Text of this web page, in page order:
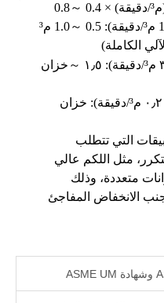
～
0.8
～1.0 م³
الكاملة)
～ خزان
ذراع تحريك وحيد (ضاغط صغير: ٠٫٢ م³/دقيقة): خزان
بنسبة ٥٠٪ للتطبيقات التي تتطلب
مثل اللكم عالي
متعددة، وذلك
الانخفاض المفاجئ